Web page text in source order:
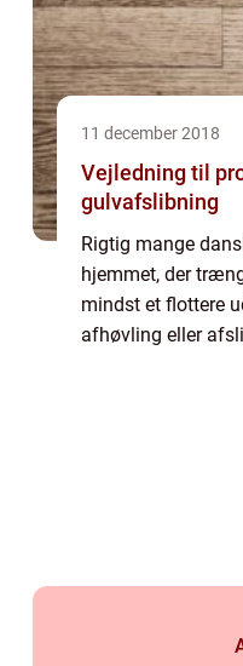
11 december 2018
Vejledning til
gulvafslibning
Rigtig mange
hjemmet, der
mindst et flottere
afhøvling eller